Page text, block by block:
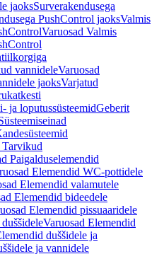
jaoksSurverakendusega
PushControl jaoksValmis
Varuosad Valmis
vannideleVaruosad
jaoksVarjatud
ja loputussüsteemidGeberit
Tarvikud
Paigalduselemendid
Elemendid WC-pottidele
Elemendid valamutele
Elemendid bideedele
Elemendid pissuaaridele
Varuosad Elemendid
duššidele ja
ja vannidele